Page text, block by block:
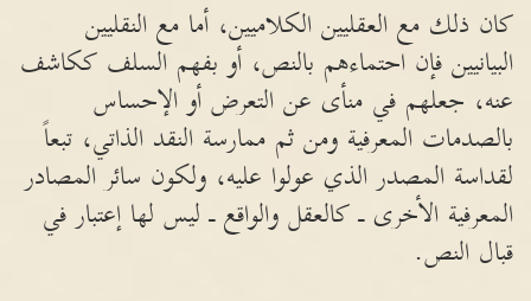
كان ذلك مع العقليين الكلاميين، أما مع النقليين
البيانيين فإن احتماءهم بالنص، أو بفهم السلف ككاشف
عنه، جعلهم في منأى عن التعرض أو الإحساس
بالصدمات المعرفية ومن ثم ممارسة النقد الذاتي، تبعاً
لقداسة المصدر الذي عولوا عليه، ولكون سائر المصادر
المعرفية الأخرى ـ كالعقل والواقع ـ ليس لها إعتبار في
قبال النص.